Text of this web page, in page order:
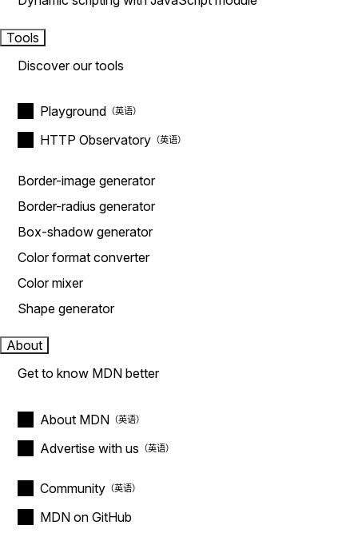
Tools
Discover our tools
Playground
HTTP Observatory
Border-image generator
Border-radius generator
Box-shadow generator
Color format converter
Color mixer
Shape generator
About
Get to know MDN better
About MDN
Advertise with us
Community
MDN on GitHub